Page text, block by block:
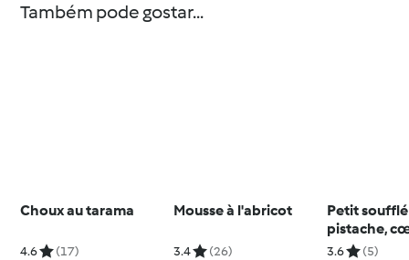
Também pode gostar...
Choux au tarama
4.6 (17)
Mousse à l'abricot
3.4 (26)
Petit
pistache,
chocolat
3.6 (5)